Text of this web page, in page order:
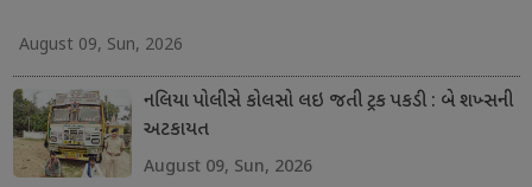
August 09, Sun, 2026
નલિયા પોલીસે કોલસો લઇ જતી ટ્રક પકડી : બે શખ્સની
અટકાયત
August 09, Sun, 2026